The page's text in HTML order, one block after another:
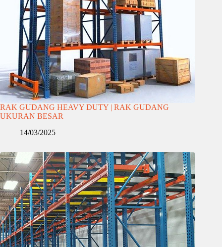
RAK GUDANG HEAVY DUTY | RAK GUDANG
UKURAN BESAR
14/03/2025